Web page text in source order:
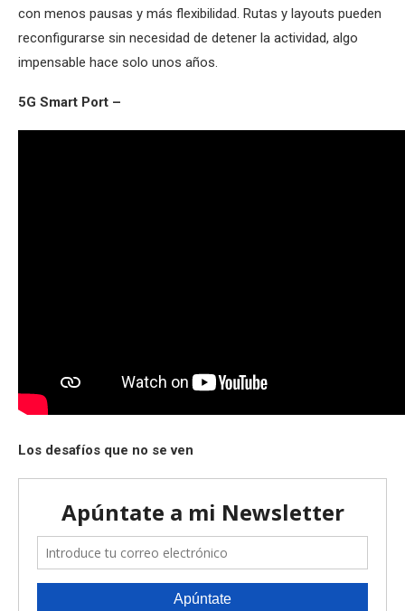
con menos pausas y más flexibilidad. Rutas y layouts pueden
reconfigurarse sin necesidad de detener la actividad, algo
impensable hace solo unos años.
5G Smart Port –
Los desafíos que no se ven